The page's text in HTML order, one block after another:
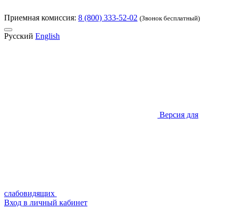
Приемная комиссия: 8 (800) 333-52-02 (Звонок бесплатный)
Русский English
Версия для
слабовидящих
Вход в личный кабинет